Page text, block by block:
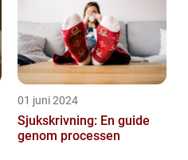
01 juni 2024
Sjukskrivning: En guide
genom processen